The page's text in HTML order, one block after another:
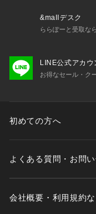
い。2025年春夏モデ
ance newbalance ス
shcp_2504
cpsp sp10cp815
&mallデスク
ららぽーと受取な
LINE公式アカウ
お得なセール・ク
初めての方へ
よくある質問・お問
会社概要・利用規約